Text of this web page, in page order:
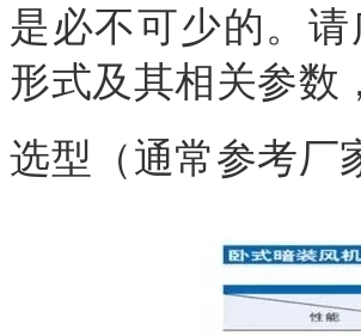
是必不可少的。
形式及其相关参数
选型（通常参考厂